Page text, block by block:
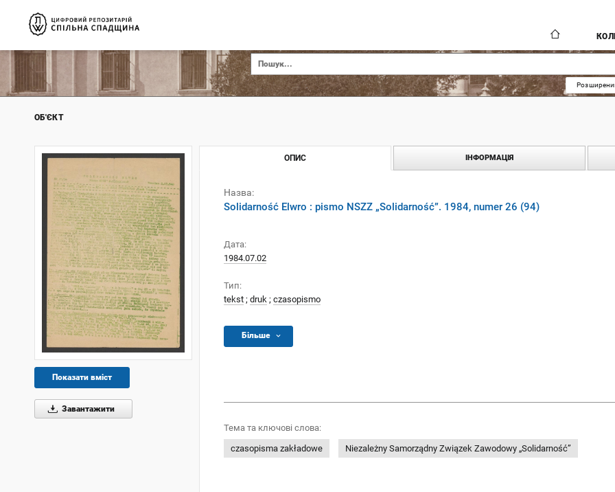
ОБ'ЄКТ
Показати вміст
Завантажити
ОПИС ІНФОРМАЦІЯ
Назва:
Solidarność Elwro : pismo NSZZ „Solidarność”. 1984, numer 26 (94)
Дата:
1984.07.02
Тип:
tekst ; druk ; czasopismo
Більше
Тема та ключові слова:
czasopisma zakładowe
Niezależny Samorządny Związek Zawodowy „Solidarność”